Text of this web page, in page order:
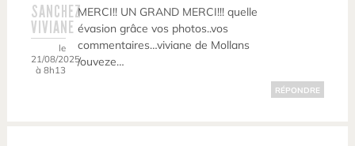
SANCHEZ
VIVIANE
le
21/08/2025
à 8h13
MERCI!! UN GRAND MERCI!!! quelle
évasion grâce vos photos..vos
commentaires…viviane de Mollans
/ouveze…
RÉPONDRE